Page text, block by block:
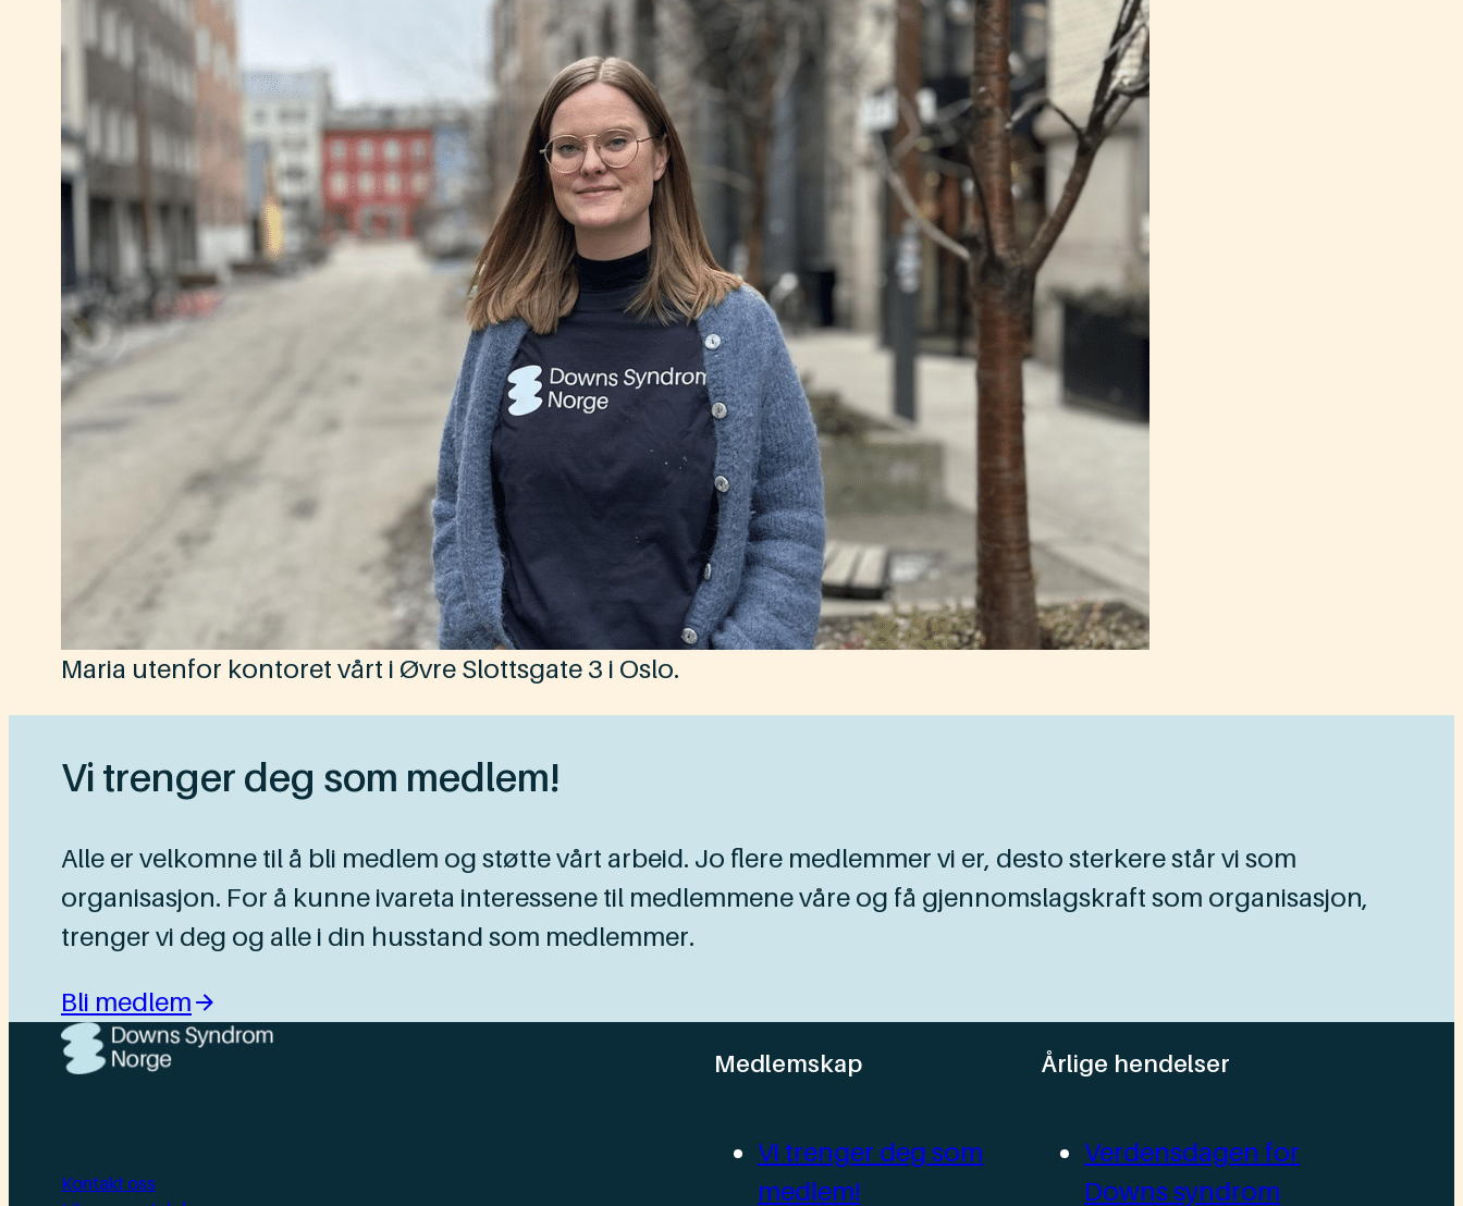
Maria utenfor kontoret vårt i Øvre Slottsgate 3 i Oslo.
Vi trenger deg som medlem!
Alle er velkomne til å bli medlem og støtte vårt arbeid. Jo flere medlemmer vi er, desto sterkere står vi som
organisasjon. For å kunne ivareta interessene til medlemmene våre og få gjennomslagskraft som organisasjon,
trenger vi deg og alle i din husstand som medlemmer.
Bli medlem
Kontakt oss
Medlemskap
Vi trenger deg som
medlem!
Årlige hendelser
Verdensdagen for
Downs syndrom